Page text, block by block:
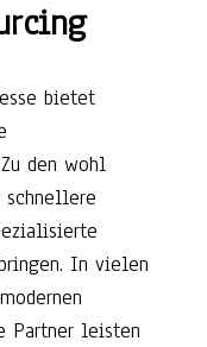
bietet
den wohl
In vielen
Partner leisten